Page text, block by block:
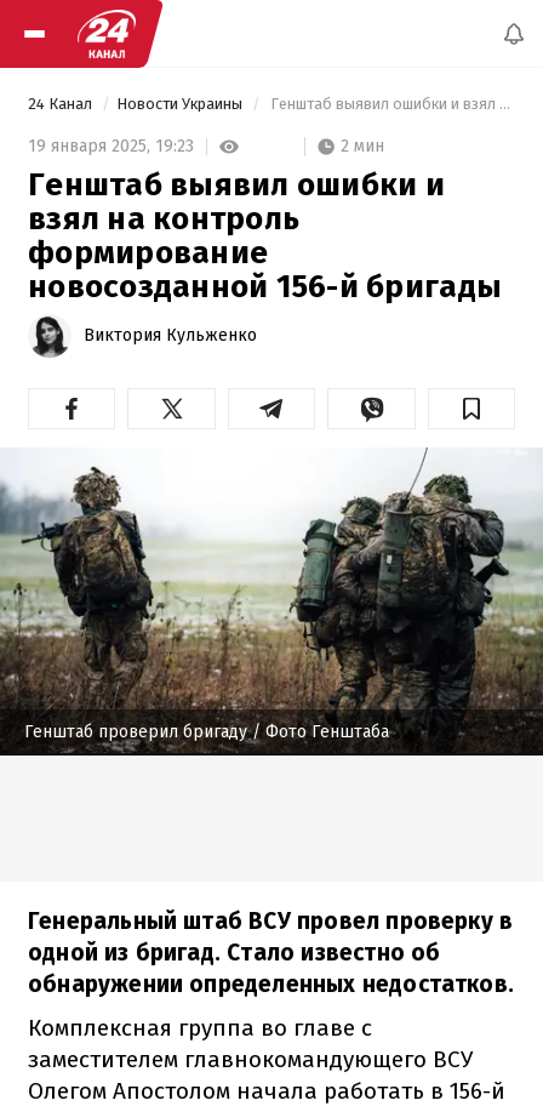
24 Канал Новости Украины Генштаб выявил ошибки и взял на контроль формирование новосозданной 156-й бригады
19 января 2025, 19:23 2 мин
Генштаб выявил ошибки и
взял на контроль
формирование
новосозданной 156-й бригады
Виктория Кульженко
Генштаб проверил бригаду/ Фото Генштаба
Генеральный штаб ВСУ провел проверку в
одной из бригад. Стало известно об
обнаружении определенных недостатков.
Комплексная группа во главе с
заместителем главнокомандующего ВСУ
Олегом Апостолом начала работать в 156-й